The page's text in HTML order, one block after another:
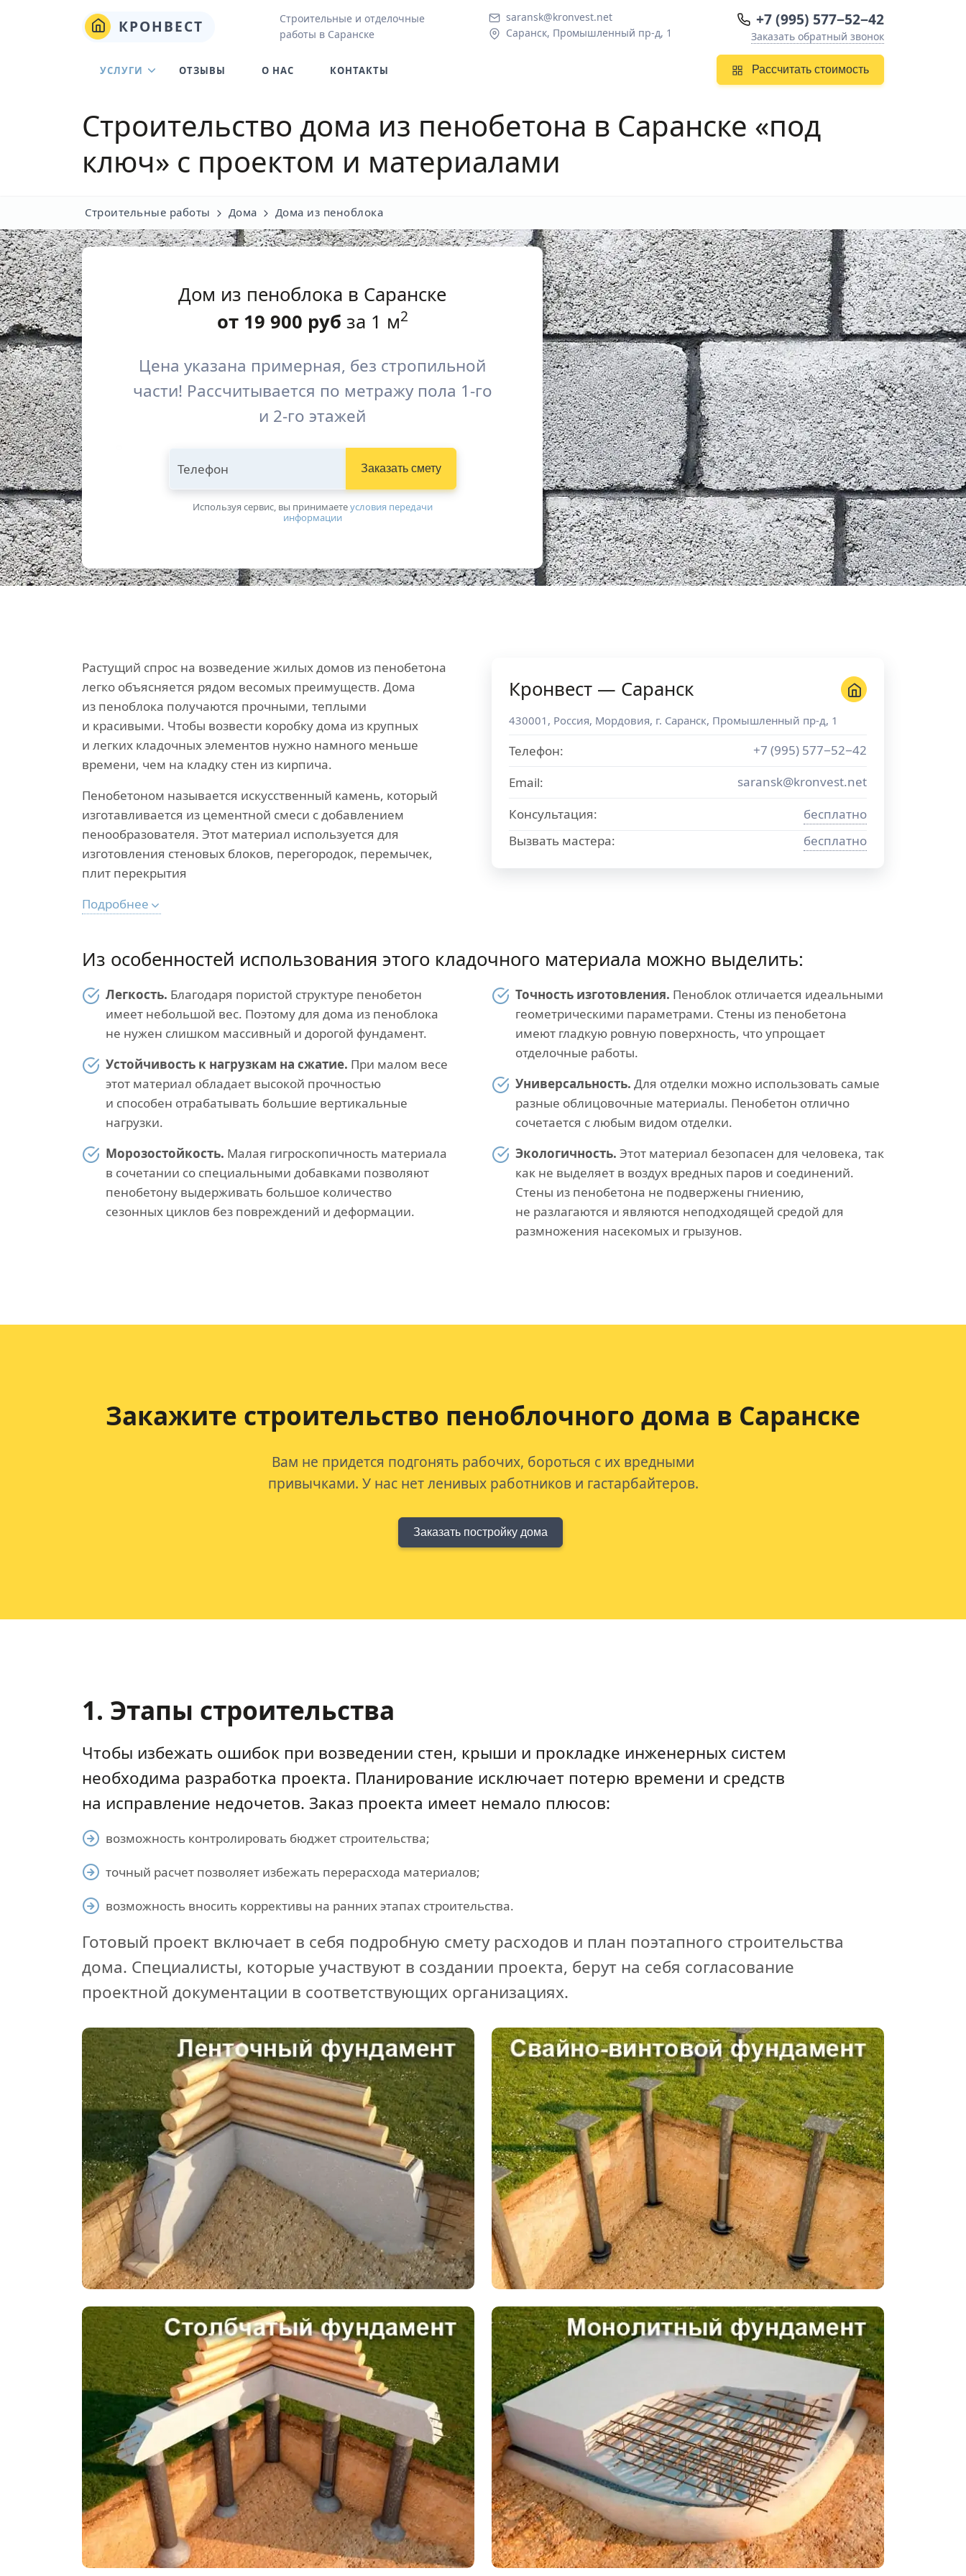
КРОНВЕСТ
Строительные и отделочные
работы в Саранске
saransk@kronvest.net
Саранск, Промышленный пр-д, 1
+7 (995) 577−52−42
Заказать обратный звонок
Рассчитать стоимость
УСЛУГИ ОТЗЫВЫ О НАС КОНТАКТЫ
Строительство дома из пенобетона в Саранске «под
ключ» с проектом и материалами
Строительные работы Дома Дома из пеноблока
Дом из пеноблока в Саранске
от 19 900 руб за 1 м2
Цена указана примерная, без стропильной
части! Рассчитывается по метражу пола 1-го
и 2-го этажей
Телефон Заказать смету
Используя сервис, вы принимаетeусловия передачи
информации
Растущий спрос на возведение жилых домов из пенобетона
легко объясняется рядом весомых преимуществ. Дома
из пеноблока получаются прочными, теплыми
и красивыми. Чтобы возвести коробку дома из крупных
и легких кладочных элементов нужно намного меньше
времени, чем на кладку стен из кирпича.
Пенобетоном называется искусственный камень, который
изготавливается из цементной смеси с добавлением
пенообразователя. Этот материал используется для
изготовления стеновых блоков, перегородок, перемычек,
плит перекрытия
Подробнее
Кронвест — Саранск
430001 , Россия, Мордовия, г. Саранск, Промышленный пр-д, 1
Телефон:
+7 (995) 577−52−42
Email:
saransk@kronvest.net
Консультация:
бесплатно
Вызвать мастера:
бесплатно
Из особенностей использования этого кладочного материала можно выделить:
Легкость. Благодаря пористой структуре пенобетон
имеет небольшой вес. Поэтому для дома из пеноблока
не нужен слишком массивный и дорогой фундамент.
Устойчивость к нагрузкам на сжатие. При малом весе
этот материал обладает высокой прочностью
и способен отрабатывать большие вертикальные
нагрузки.
Морозостойкость. Малая гигроскопичность материала
в сочетании со специальными добавками позволяют
пенобетону выдерживать большое количество
сезонных циклов без повреждений и деформации.
Точность изготовления. Пеноблок отличается идеальными
геометрическими параметрами. Стены из пенобетона
имеют гладкую ровную поверхность, что упрощает
отделочные работы.
Универсальность. Для отделки можно использовать самые
разные облицовочные материалы. Пенобетон отлично
сочетается с любым видом отделки.
Экологичность. Этот материал безопасен для человека, так
как не выделяет в воздух вредных паров и соединений.
Стены из пенобетона не подвержены гниению,
не разлагаются и являются неподходящей средой для
размножения насекомых и грызунов.
Закажите строительство пеноблочного дома в Саранске
Вам не придется подгонять рабочих, бороться с их вредными
привычками. У нас нет ленивых работников и гастарбайтеров.
Заказать постройку дома
1. Этапы строительства
Чтобы избежать ошибок при возведении стен, крыши и прокладке инженерных систем
необходима разработка проекта. Планирование исключает потерю времени и средств
на исправление недочетов. Заказ проекта имеет немало плюсов:
возможность контролировать бюджет строительства;
точный расчет позволяет избежать перерасхода материалов;
возможность вносить коррективы на ранних этапах строительства.
Готовый проект включает в себя подробную смету расходов и план поэтапного строительства
дома. Специалисты, которые участвуют в создании проекта, берут на себя согласование
проектной документации в соответствующих организациях.